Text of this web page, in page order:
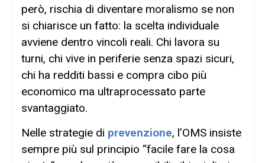
però, rischia di diventare moralismo se non
si chiarisce un fatto: la scelta individuale
avviene dentro vincoli reali. Chi lavora su
turni, chi vive in periferie senza spazi sicuri,
chi ha redditi bassi e compra cibo più
economico ma ultraprocessato parte
svantaggiato.
Nelle strategie di prevenzione, l’OMS insiste
sempre più sul principio “facile fare la cosa